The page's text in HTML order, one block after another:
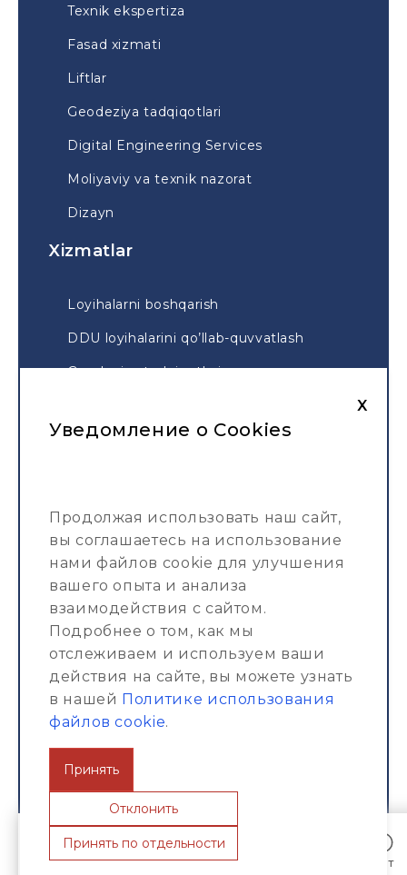
Texnik ekspertiza
Fasad xizmati
Liftlar
Geodeziya tadqiqotlari
Digital Engineering Services
Moliyaviy va texnik nazorat
Dizayn
Xizmatlar
Loyihalarni boshqarish
DDU loyihalarini qo’llab-quvvatlash
Geodeziya tadqiqotlari
Xarita
Kompaniya haqida
© ИП ООО "ESG-Construction Pro" 2013 -
2026
Политика конфиденциальности
Пользовательское соглашение
Политика обработки файлов cookie
Главная О компании Портфолио Чат
Уведомление о Cookies
Продолжая использовать наш сайт,
вы соглашаетесь на использование
нами файлов cookie для улучшения
вашего опыта и анализа
взаимодействия с сайтом.
Подробнее о том, как мы
отслеживаем и используем ваши
действия на сайте, вы можете узнать
в нашей Политике использования
файлов cookie.
Принять
Отклонить
Принять по отдельности
X